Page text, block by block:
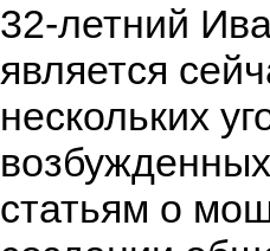
32-летний
является
нескольких
статьям о